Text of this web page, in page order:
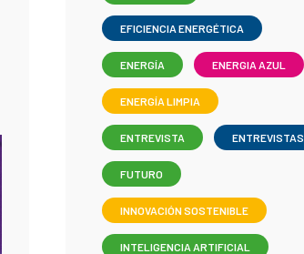
EFICIENCIA ENERGÉTICA
ENERGÍA ENERGIA AZUL
ENERGÍA LIMPIA
ENTREVISTA ENTREVISTAS
FUTURO
INNOVACIÓN SOSTENIBLE
INTELIGENCIA ARTIFICIAL